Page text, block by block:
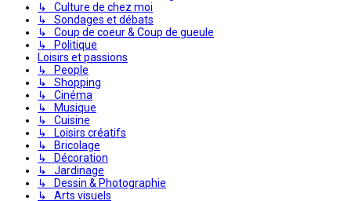
↳ Culture de chez moi
↳ Sondages et débats
↳ Coup de coeur & Coup de gueule
↳ Politique
Loisirs et passions
↳ People
↳ Shopping
↳ Cinéma
↳ Musique
↳ Cuisine
↳ Loisirs créatifs
↳ Bricolage
↳ Décoration
↳ Jardinage
↳ Dessin & Photographie
↳ Arts visuels